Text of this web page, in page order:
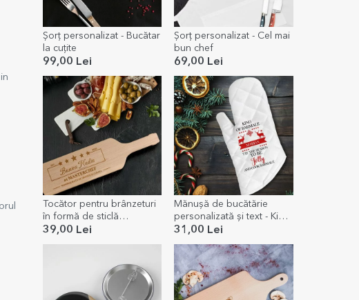
Șorț personalizat - Bucătar
la cuțite
99,00 Lei
Șorț personalizat - Cel mai
bun chef
69,00 Lei
Tocător pentru brânzeturi
în formă de sticlă
personalizat - #1
39,00 Lei
Mănușă de bucătărie
personalizată și text - King
of sarmale
31,00 Lei